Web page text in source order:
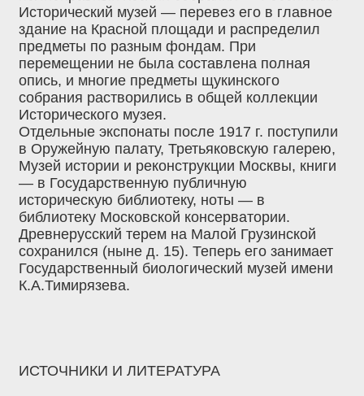
Исторический музей — перевез его в главное
здание на Красной площади и распределил
предметы по разным фондам. При
перемещении не была составлена полная
опись, и многие предметы щукинского
собрания растворились в общей коллекции
Исторического музея.
Отдельные экспонаты после 1917 г. поступили
в Оружейную палату, Третьяковскую галерею,
Музей истории и реконструкции Москвы, книги
— в Государственную публичную
историческую библиотеку, ноты — в
библиотеку Московской консерватории.
Древнерусский терем на Малой Грузинской
сохранился (ныне д. 15). Теперь его занимает
Государственный биологический музей имени
К.А.Тимирязева.
ИСТОЧНИКИ И ЛИТЕРАТУРА